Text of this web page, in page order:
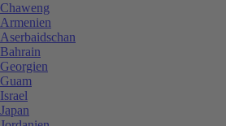
Chaweng
Armenien
Aserbaidschan
Bahrain
Georgien
Guam
Israel
Japan